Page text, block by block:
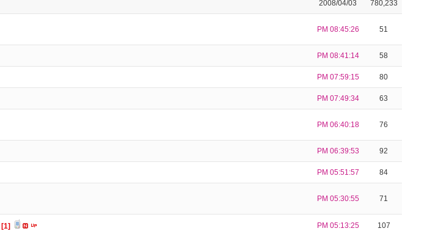
2008/04/03 780,233
PM 08:45:26 51
PM 08:41:14 58
PM 07:59:15 80
PM 07:49:34 63
PM 06:40:18 76
PM 06:39:53 92
PM 05:51:57 84
PM 05:30:55 71
[1] PM 05:13:25 107